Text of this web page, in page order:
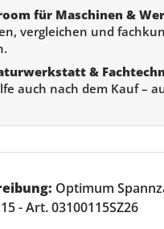
für Maschinen &
vergleichen und
&
auch nach dem Kauf –
Optimum
- Art. 03100115SZ26